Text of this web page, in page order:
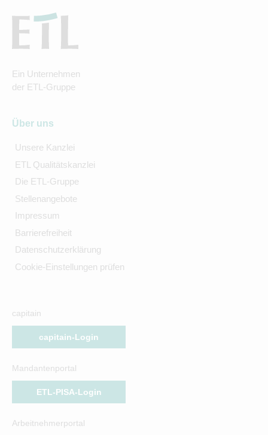
Ein Unternehmen
der ETL-Gruppe
Über uns
Unsere Kanzlei
ETL Qualitätskanzlei
Die ETL-Gruppe
Stellenangebote
Impressum
Barrierefreiheit
Datenschutzerklärung
Cookie-Einstellungen prüfen
capitain
capitain-Login
Mandantenportal
ETL-PISA-Login
Arbeitnehmerportal